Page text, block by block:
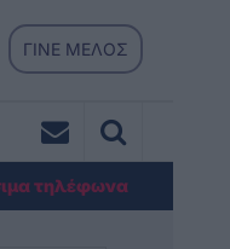
ΓΙΝΕ ΜΕΛΟΣ
τηλέφωνα